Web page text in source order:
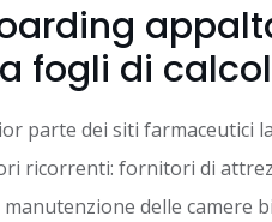
fogli di
parte dei siti farmaceutici
ricorrenti: fornitori di
delle camere